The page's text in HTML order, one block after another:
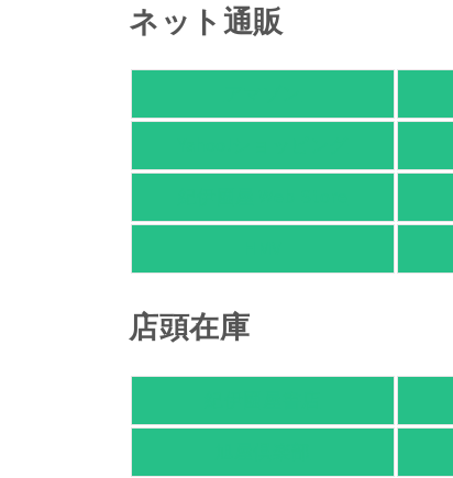
ネット通販
店頭在庫